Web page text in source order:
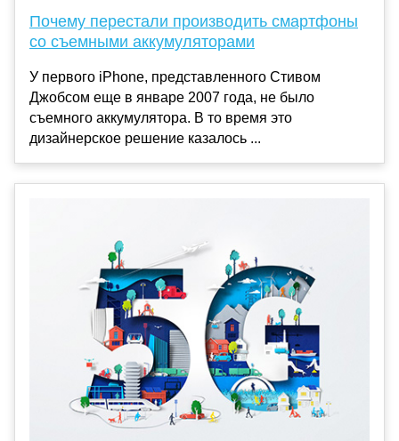
Почему перестали производить смартфоны
со съемными аккумуляторами
У первого iPhone, представленного Стивом
Джобсом еще в январе 2007 года, не было
съемного аккумулятора. В то время это
дизайнерское решение казалось ...